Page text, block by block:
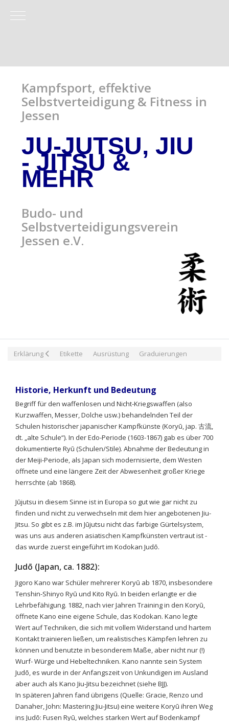
Mobile Menu Toggle
Kampfsport, effektive
Selbstverteidigung & Fitness in
Jessen
JU-JUTSU, JIU
- JITSU&
MEHR
Budo- und
Selbstverteidigungsverein
Jessen e.V.
Erklärung Etikette Ausrüstung Graduierungen
Historie, Herkunft und Bedeutung
Begriff für den waffenlosen und Nicht-Kriegswaffen (also
Kurzwaffen, Messer, Dolche usw.) behandelnden Teil der
Schulen historischer japanischer Kampfkünste (Koryū, jap. 古流,
dt. „alte Schule“). In der Edo-Periode (1603-1867) gab es über 700
dokumentierte Ryū (Schulen/Stile). Abnahme der Bedeutung in
der Meiji-Periode, als Japan sich modernisierte, dem Westen
öffnete und eine längere Zeit der Abwesenheit großer Kriege
herrschte (ab 1868).
Jūjutsu in diesem Sinne ist in Europa so gut wie gar nicht zu
finden und nicht zu verwechseln mit dem hier angebotenen Jiu-
Jitsu. So gibt es z.B. im Jūjutsu nicht das farbige Gürtelsystem,
was uns aus anderen asiatischen Kampfkünsten vertraut ist -
das wurde zuerst eingeführt im Kodokan Judō.
Judō (Japan, ca. 1882):
Jigoro Kano war Schüler mehrerer Koryū ab 1870, insbesondere
Tenshin-Shinyo Ryū und Kito Ryū. In beiden erlangte er die
Lehrbefähigung. 1882, nach vier Jahren Training in den Koryū,
öffnete Kano eine eigene Schule, das Kodokan. Kano legte
Wert auf Techniken, die sich mit vollem Widerstand und hartem
Kontakt trainieren ließen, um realistisches Kämpfen lehren zu
können und benutzte in besonderem Maße, aber nicht nur (!)
Wurf- Würge und Hebeltechniken. Kano nannte sein System
Judō, es wurde in der Anfangszeit von Unkundigen im Ausland
aber auch als Kano Jiu-Jitsu bezeichnet (siehe BJJ).
In späteren Jahren fand übrigens (Quelle: Gracie, Renzo und
Danaher, John: Mastering Jiu-Jitsu) eine weitere Koryū ihren Weg
ins Judō: Fusen Ryū, welches starken Wert auf Bodenkampf